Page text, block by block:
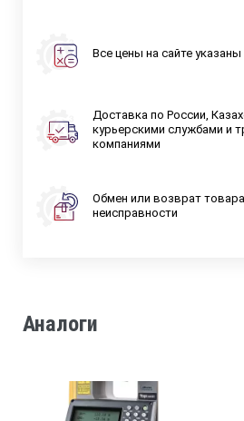
Все цены на сайте
Доставка по России,
курьерскими службами и
компаниями
Обмен или возврат
неисправности
Аналоги